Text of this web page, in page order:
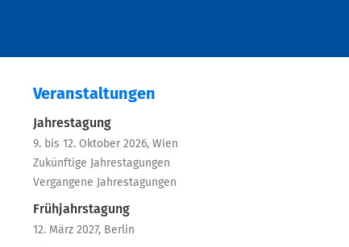
Veranstaltungen
Jahrestagung
9. bis 12. Oktober 2026, Wien
Zukünftige Jahrestagungen
Vergangene Jahrestagungen
Frühjahrstagung
12. März 2027, Berlin